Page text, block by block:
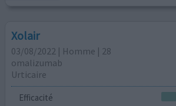
Xolair
03/08/2022 | Homme | 28
omalizumab
Urticaire
Efficacité